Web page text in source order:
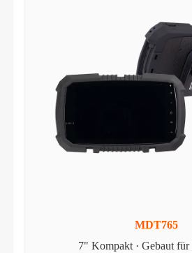
MDT765
7" Kompakt · Gebaut